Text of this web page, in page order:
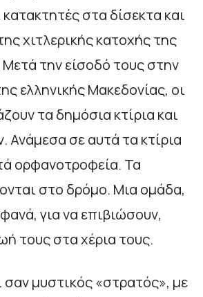
στα δίσεκτα και
χιτλερικής κατοχής της
την είσοδό τους στην
ελληνικής Μακεδονίας, οι
τα δημόσια κτίρια και
Ανάμεσα σε αυτά τα κτίρια
ορφανοτροφεία. Τα
στο δρόμο. Μια ομάδα,
για να επιβιώσουν,
τους στα χέρια τους.
μυστικός «στρατός», με